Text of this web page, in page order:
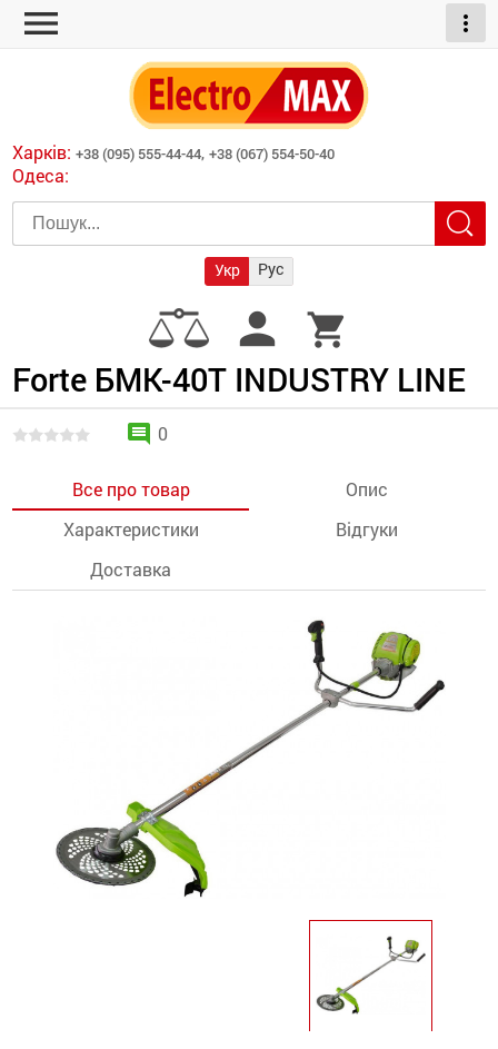
menu more_vert
Харків: +38 (095) 555-44-44, +38 (067) 554-50-40
Одеса:
Укр Рус
person shopping_cart
обігрівачі
машини
для
Forte БMK-40T INDUSTRY LINE
comment 0
Все про товар
Опис
Характеристики
Відгуки
Доставка